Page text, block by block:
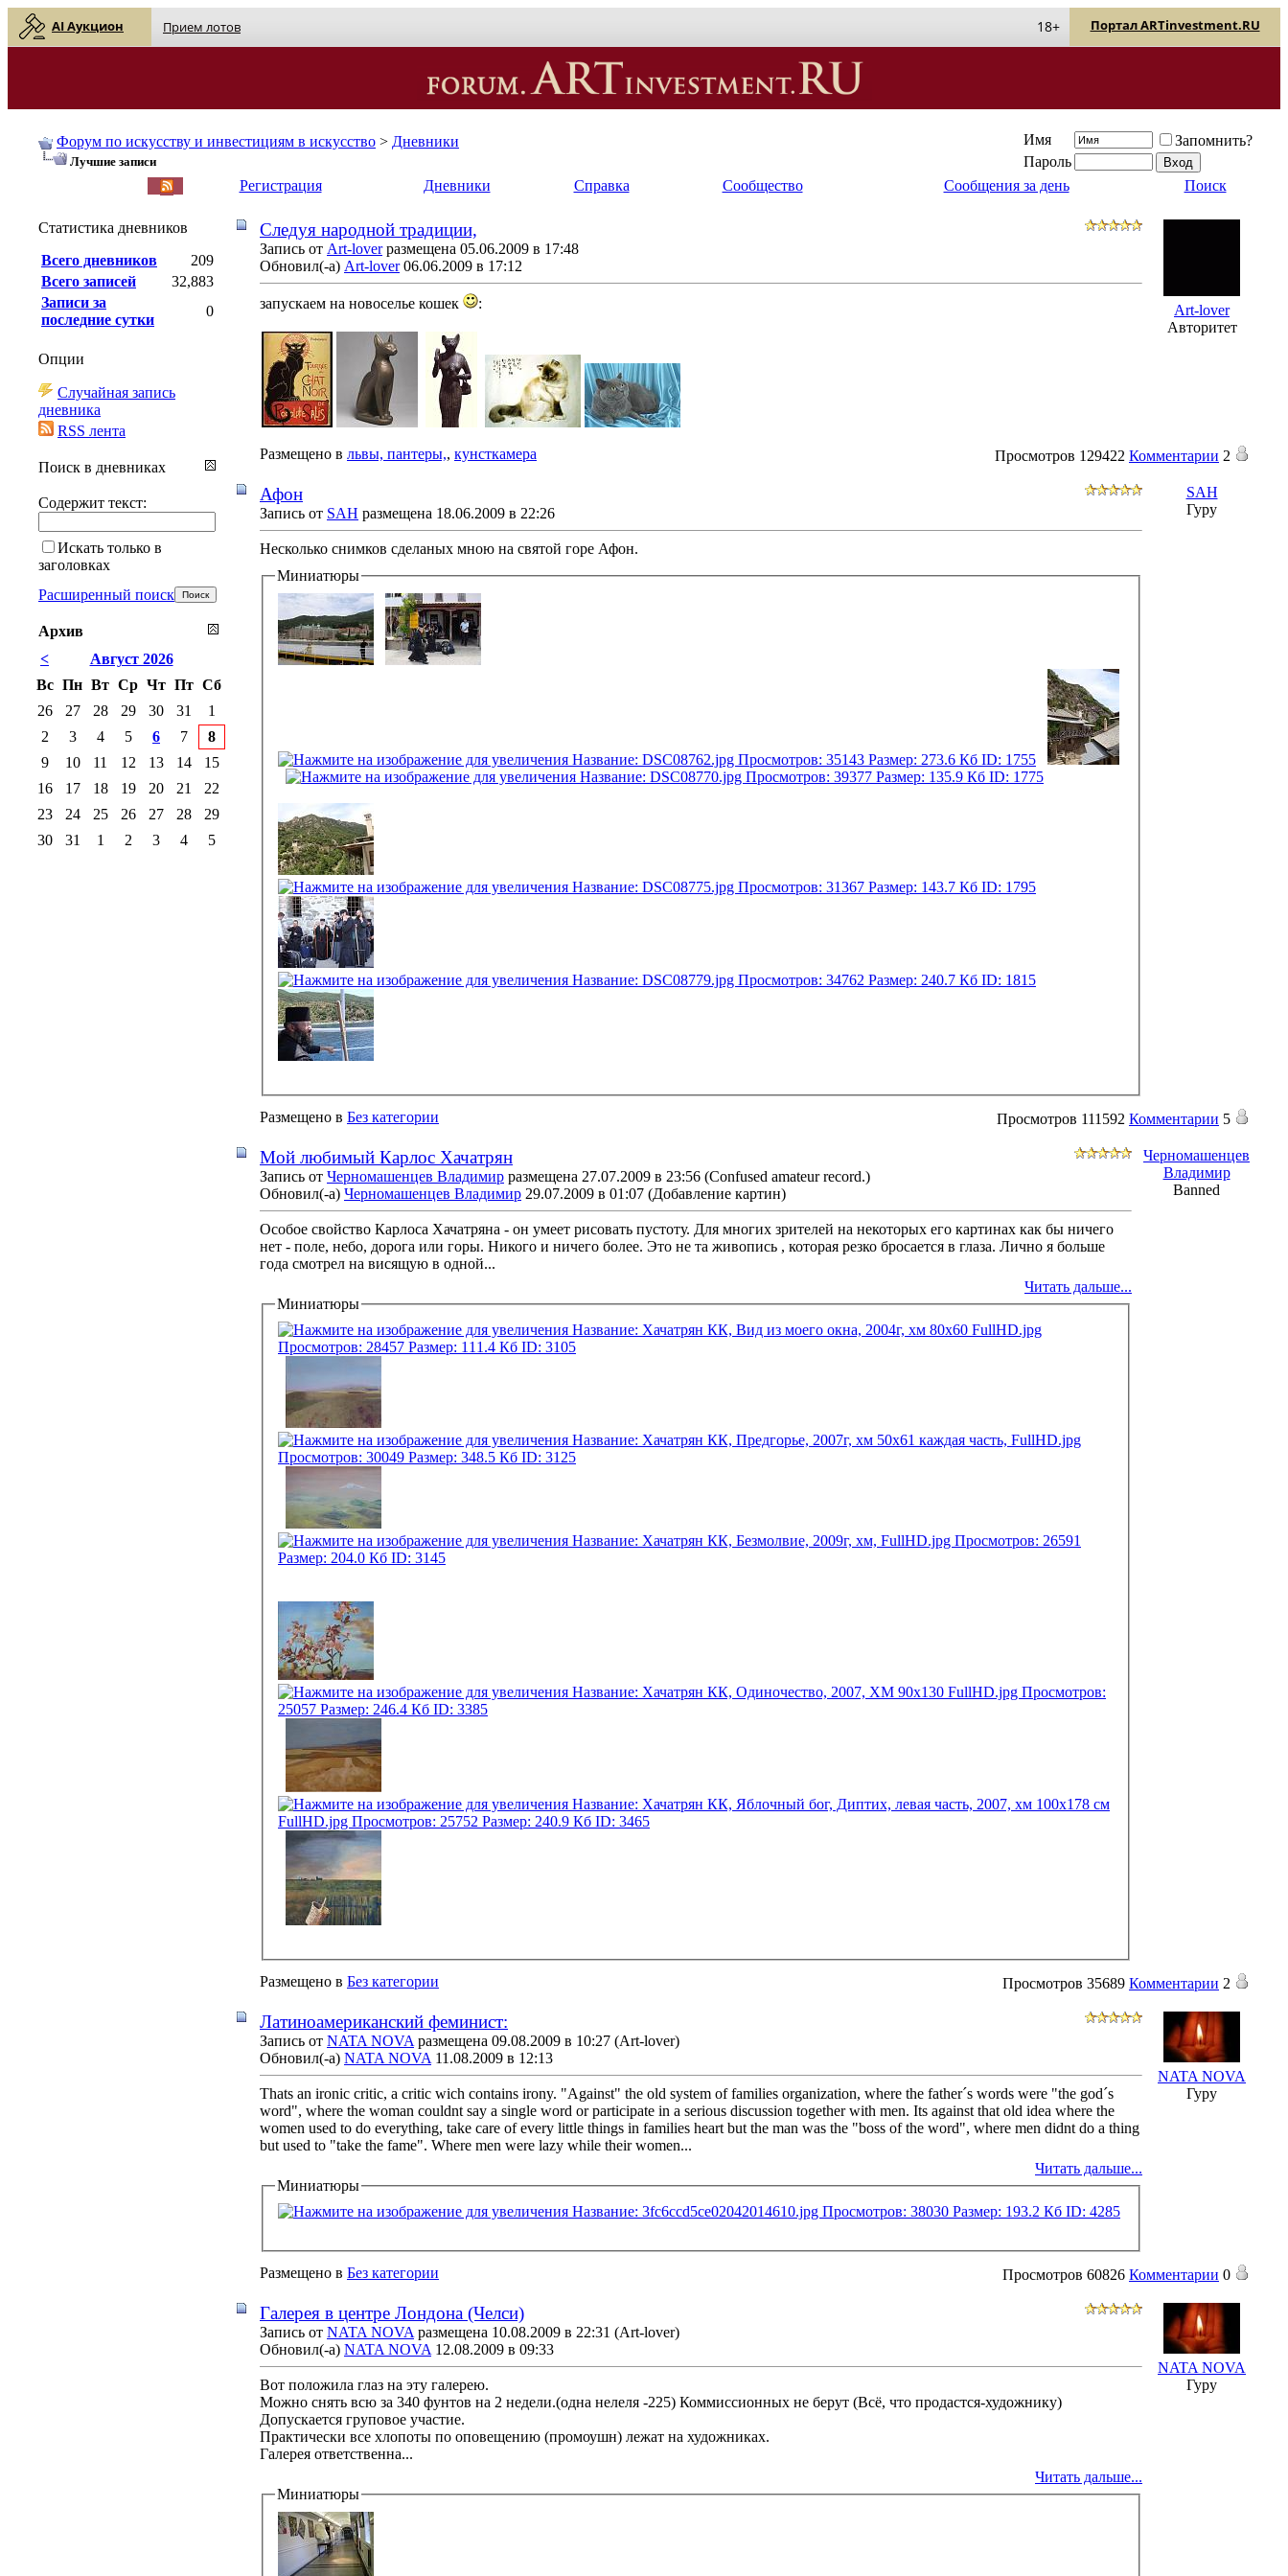
AI Аукцион Прием лотов Портал ARTinvestment.RU
18+
Форум по искусству и инвестициям в искусство > Дневники
Лучшие записи
Имя
Запомнить?
Пароль
Регистрация Дневники Справка Сообщество Сообщения за день Поиск
Cледуя народной традиции,
Запись от Art-loverразмещена 05.06.2009 в 17:48
Обновил(-а) Art-lover06.06.2009 в 17:12
запускаем на новоселье кошек :
Art-lover
Авторитет
Размещено в львы, пантеры,, кунсткамера Просмотров 129422 Комментарии 2
Афон
Запись от SAH размещена 18.06.2009 в 22:26
Несколько снимков сделаных мною на святой горе Афон.
Миниатюры
SAH
Гуру
Размещено в Без категории Просмотров 111592 Комментарии 5
Мой любимый Карлос Хачатрян
Запись от Черномашенцев Владимир размещена 27.07.2009 в 23:56 (Confused amateur record.)
Обновил(-а) Черномашенцев Владимир 29.07.2009 в 01:07 (Добавление картин)
Особое свойство Карлоса Хачатряна - он умеет рисовать пустоту. Для многих зрителей на некоторых его картинах как бы ничего
нет - поле, небо, дорога или горы. Никого и ничего более. Это не та живопись , которая резко бросается в глаза. Лично я больше
года смотрел на висящую в одной...
Читать дальше...
Миниатюры
Черномашенцев
Владимир
Banned
Размещено в Без категории Просмотров 35689 Комментарии 2
Латиноамериканский феминист:
Запись от NATA NOVA размещена 09.08.2009 в 10:27 (Art-lover)
Обновил(-а) NATA NOVA 11.08.2009 в 12:13
Thats an ironic critic, a critic wich contains irony. "Against" the old system of families organization, where the father´s words were "the god´s
word", where the woman couldnt say a single word or participate in a serious discussion together with men. Its against that old idea where the
women used to do everything, take care of every little things in families heart but the man was the "boss of the word", where men didnt do a thing
but used to "take the fame". Where men were lazy while their women...
Читать дальше...
Миниатюры
NATA NOVA
Гуру
Размещено в Без категории Просмотров 60826 Комментарии 0
Галерея в центре Лондона (Челси)
Запись от NATA NOVA размещена 10.08.2009 в 22:31 (Art-lover)
Обновил(-а) NATA NOVA 12.08.2009 в 09:33
Вот положила глаз на эту галерею.
Можно снять всю за 340 фунтов на 2 недели.(одна нелеля -225) Коммиссионных не берут (Всё, что продастся-художнику)
Допускается груповое участие.
Практически все хлопоты по оповещению (промоушн) лежат на художниках.
Галерея ответственна...
Читать дальше...
Миниатюры
NATA NOVA
Гуру
Статистика дневников
Всего дневников
209
Всего записей
32,883
Записи за
последние сутки
0
Опции
Случайная запись
дневника
RSS лента
Поиск в дневниках
Содержит текст:
Искать только в
заголовках
Расширенный поиск
Архив
<
Август 2026
Вс Пн Вт Ср Чт Пт Сб
26
27 28 29 30 31
1
2
3 4 5 6 7
8
9
10 11 12 13 14
15
16
17 18 19 20 21
22
23
24 25 26 27 28
29
30
31 1 2 3 4 5